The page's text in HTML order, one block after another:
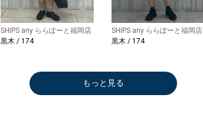
SHIPS any ららぽーと福岡店
黒木 / 174
SHIPS any ららぽーと福岡店
黒木 / 174
もっと見る